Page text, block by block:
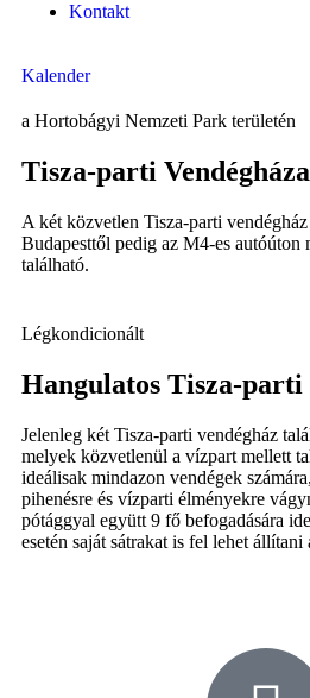
Kontakt
Kalender
a Hortobágyi Nemzeti Park területén
Tisza-parti
A két közvetlen Tisza-parti
Budapesttől pedig az M4-es autóúton
található.
Légkondicionált
Hangulatos Tisza-
Jelenleg két Tisza-parti vendégház
melyek közvetlenül a vízpart mellett
ideálisak mindazon vendégek
pihenésre és vízparti élményekre
pótággyal együtt 9 fő befogadására
esetén saját sátrakat is fel lehet állítani